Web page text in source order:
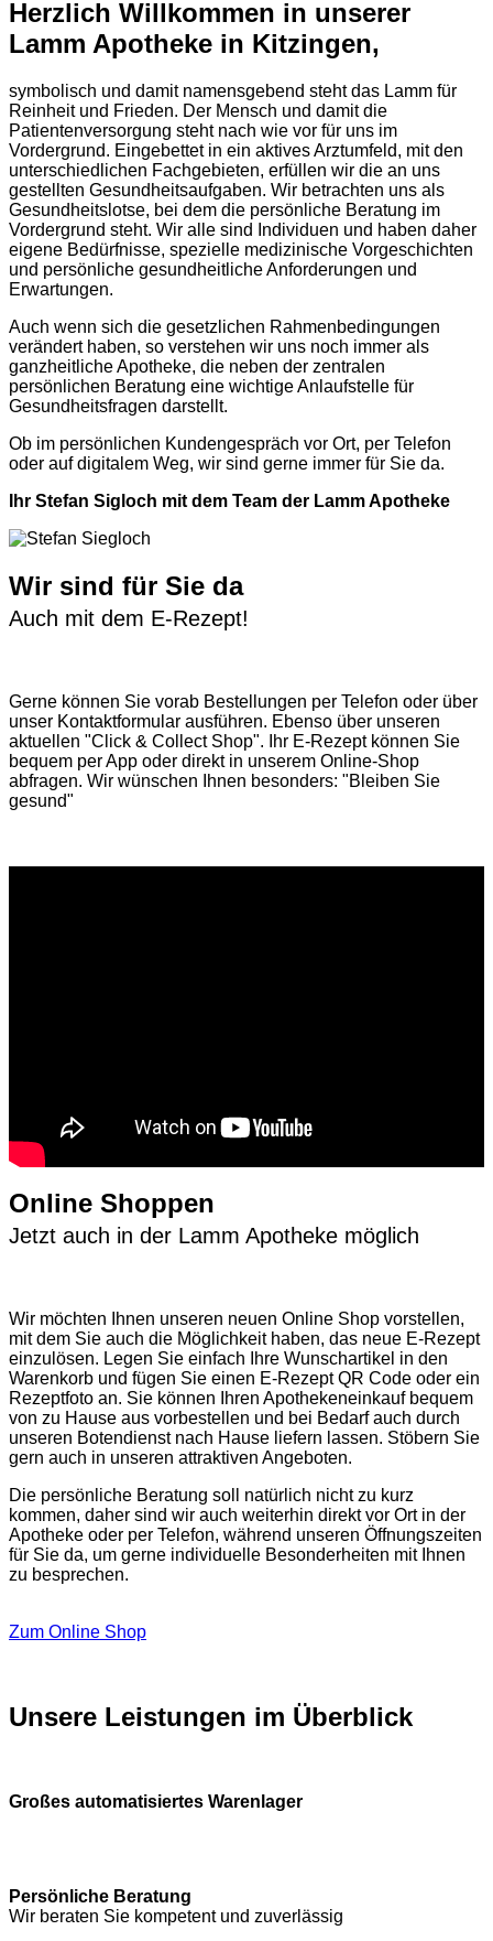
Herzlich Willkommen in unserer
Lamm Apotheke in Kitzingen,
symbolisch und damit namensgebend steht das Lamm für
Reinheit und Frieden. Der Mensch und damit die
Patientenversorgung steht nach wie vor für uns im
Vordergrund. Eingebettet in ein aktives Arztumfeld, mit den
unterschiedlichen Fachgebieten, erfüllen wir die an uns
gestellten Gesundheitsaufgaben. Wir betrachten uns als
Gesundheitslotse, bei dem die persönliche Beratung im
Vordergrund steht. Wir alle sind Individuen und haben daher
eigene Bedürfnisse, spezielle medizinische Vorgeschichten
und persönliche gesundheitliche Anforderungen und
Erwartungen.
Auch wenn sich die gesetzlichen Rahmenbedingungen
verändert haben, so verstehen wir uns noch immer als
ganzheitliche Apotheke, die neben der zentralen
persönlichen Beratung eine wichtige Anlaufstelle für
Gesundheitsfragen darstellt.
Ob im persönlichen Kundengespräch vor Ort, per Telefon
oder auf digitalem Weg, wir sind gerne immer für Sie da.
Ihr Stefan Sigloch mit dem Team der Lamm Apotheke
Wir sind für Sie da
Auch mit dem E-Rezept!
Gerne können Sie vorab Bestellungen per Telefon oder über
unser Kontaktformular ausführen. Ebenso über unseren
aktuellen "Click & Collect Shop". Ihr E-Rezept können Sie
bequem per App oder direkt in unserem Online-Shop
abfragen. Wir wünschen Ihnen besonders: "Bleiben Sie
gesund"
Online Shoppen
Jetzt auch in der Lamm Apotheke möglich
Wir möchten Ihnen unseren neuen Online Shop vorstellen,
mit dem Sie auch die Möglichkeit haben, das neue E-Rezept
einzulösen. Legen Sie einfach Ihre Wunschartikel in den
Warenkorb und fügen Sie einen E-Rezept QR Code oder ein
Rezeptfoto an. Sie können Ihren Apothekeneinkauf bequem
von zu Hause aus vorbestellen und bei Bedarf auch durch
unseren Botendienst nach Hause liefern lassen. Stöbern Sie
gern auch in unseren attraktiven Angeboten.
Die persönliche Beratung soll natürlich nicht zu kurz
kommen, daher sind wir auch weiterhin direkt vor Ort in der
Apotheke oder per Telefon, während unseren Öffnungszeiten
für Sie da, um gerne individuelle Besonderheiten mit Ihnen
zu besprechen.
Zum Online Shop
Unsere Leistungen im Überblick
Großes automatisiertes Warenlager
Persönliche Beratung
Wir beraten Sie kompetent und zuverlässig